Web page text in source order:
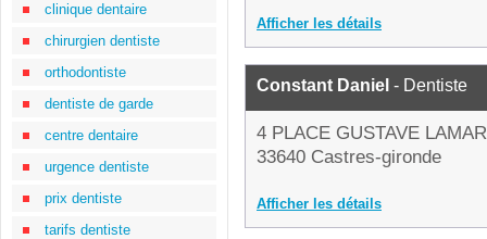
clinique dentaire
chirurgien dentiste
orthodontiste
dentiste de garde
centre dentaire
urgence dentiste
prix dentiste
tarifs dentiste
Afficher les détails
Constant Daniel - Dentiste
4 PLACE GUSTAVE
33640 Castres-gironde
Afficher les détails